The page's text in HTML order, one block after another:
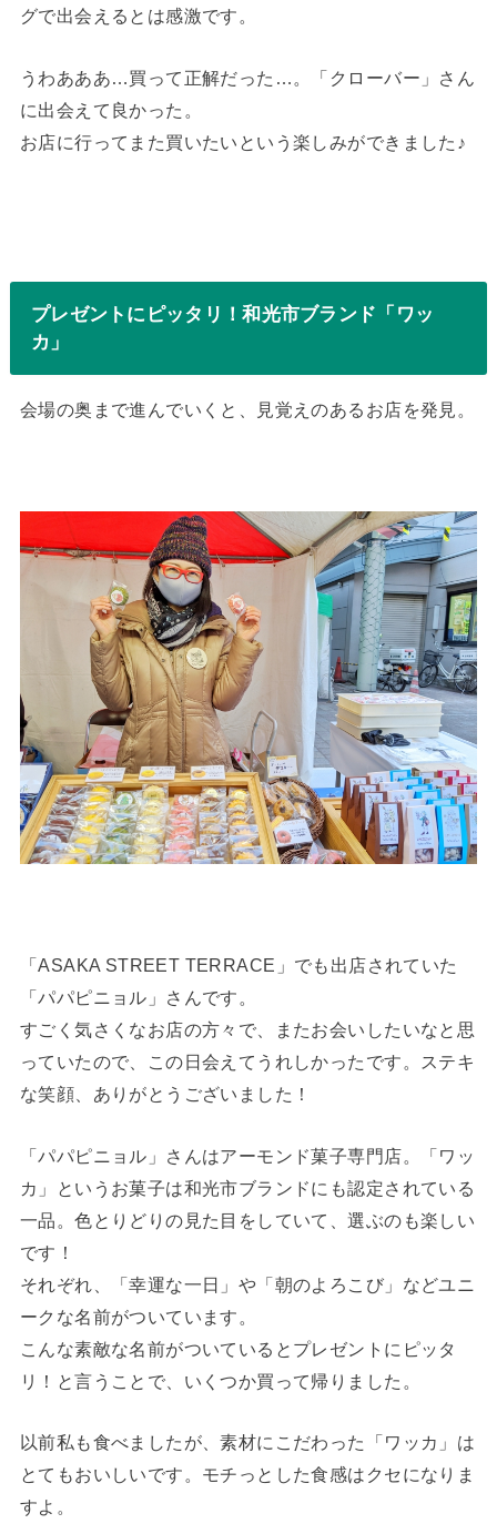
グで出会えるとは感激です。
うわあああ…買って正解だった…。「クローバー」さん
に出会えて良かった。
お店に行ってまた買いたいという楽しみができました♪
プレゼントにピッタリ！和光市ブランド「ワッ
カ」
会場の奥まで進んでいくと、見覚えのあるお店を発見。
「ASAKA STREET TERRACE」でも出店されていた
「パパピニョル」さんです。
すごく気さくなお店の方々で、またお会いしたいなと思
っていたので、この日会えてうれしかったです。ステキ
な笑顔、ありがとうございました！
「パパピニョル」さんはアーモンド菓子専門店。「ワッ
カ」というお菓子は和光市ブランドにも認定されている
一品。色とりどりの見た目をしていて、選ぶのも楽しい
です！
それぞれ、「幸運な一日」や「朝のよろこび」などユニ
ークな名前がついています。
こんな素敵な名前がついているとプレゼントにピッタ
リ！と言うことで、いくつか買って帰りました。
以前私も食べましたが、素材にこだわった「ワッカ」は
とてもおいしいです。モチっとした食感はクセになりま
すよ。